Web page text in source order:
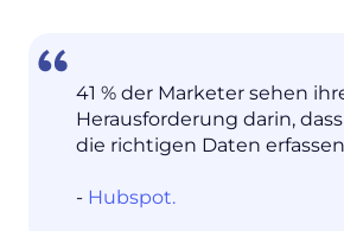
41 % der Marketer sehen
Herausforderung darin,
die richtigen Daten
- Hubspot.